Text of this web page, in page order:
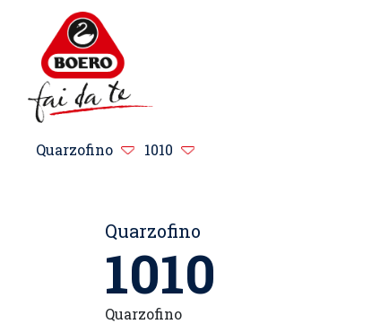
Quarzofino 1010
Quarzofino
1010
Quarzofino